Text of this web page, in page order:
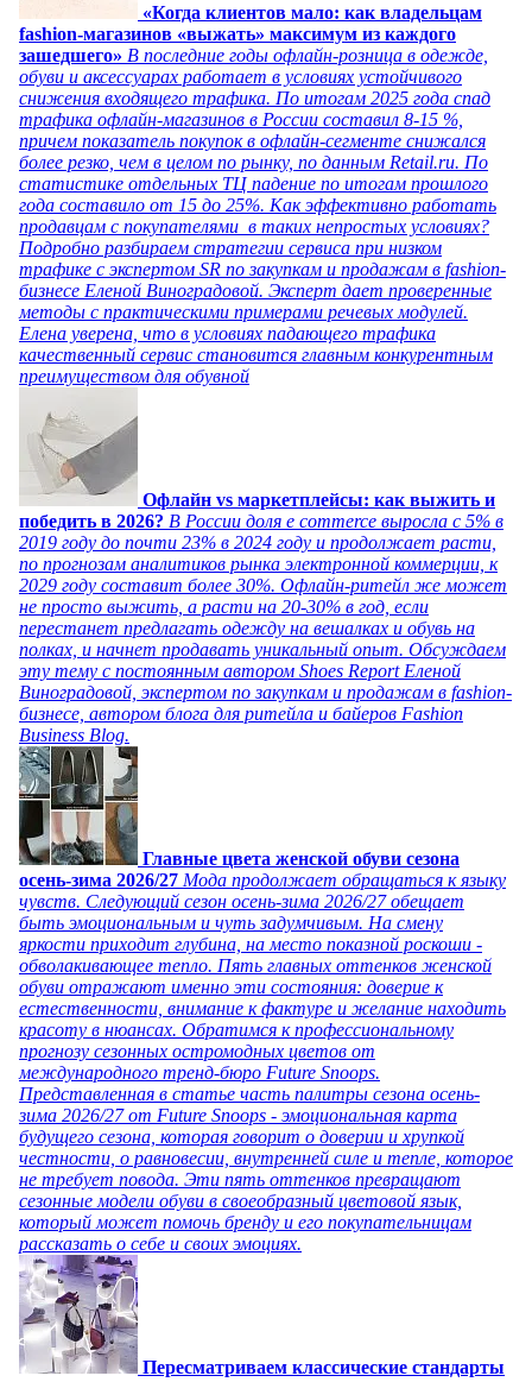
«Когда клиентов мало: как владельцам
fashion-магазинов «выжать» максимум из каждого
зашедшего» В последние годы офлайн-розница в одежде,
обуви и аксессуарах работает в условиях устойчивого
снижения входящего трафика. По итогам 2025 года спад
трафика офлайн-магазинов в России составил 8-15 %,
причем показатель покупок в офлайн-сегменте снижался
более резко, чем в целом по рынку, по данным Retail.ru. По
статистике отдельных ТЦ падение по итогам прошлого
года составило от 15 до 25%. Как эффективно работать
продавцам с покупателями в таких непростых условиях?
Подробно разбираем стратегии сервиса при низком
трафике с экспертом SR по закупкам и продажам в fashion-
бизнесе Еленой Виноградовой. Эксперт дает проверенные
методы с практическими примерами речевых модулей.
Елена уверена, что в условиях падающего трафика
качественный сервис становится главным конкурентным
преимуществом для обувной
Офлайн vs маркетплейсы: как выжить и
победить в 2026? В России доля e commerce выросла с 5% в
2019 году до почти 23% в 2024 году и продолжает расти,
по прогнозам аналитиков рынка электронной коммерции, к
2029 году составит более 30%. Офлайн-ритейл же может
не просто выжить, а расти на 20-30% в год, если
перестанет предлагать одежду на вешалках и обувь на
полках, и начнет продавать уникальный опыт. Обсуждаем
эту тему с постоянным автором Shoes Report Еленой
Виноградовой, экспертом по закупкам и продажам в fashion-
бизнесе, автором блога для ритейла и байеров Fashion
Business Blog.
Главные цвета женской обуви сезона
осень-зима 2026/27 Мода продолжает обращаться к языку
чувств. Следующий сезон осень-зима 2026/27 обещает
быть эмоциональным и чуть задумчивым. На смену
яркости приходит глубина, на место показной роскоши -
обволакивающее тепло. Пять главных оттенков женской
обуви отражают именно эти состояния: доверие к
естественности, внимание к фактуре и желание находить
красоту в нюансах. Обратимся к профессиональному
прогнозу сезонных остромодных цветов от
международного тренд-бюро Future Snoops.
Представленная в статье часть палитры сезона осень-
зима 2026/27 от Future Snoops - эмоциональная карта
будущего сезона, которая говорит о доверии и хрупкой
честности, о равновесии, внутренней силе и тепле, которое
не требует повода. Эти пять оттенков превращают
сезонные модели обуви в своеобразный цветовой язык,
который может помочь бренду и его покупательницам
рассказать о себе и своих эмоциях.
Пересматриваем классические стандарты